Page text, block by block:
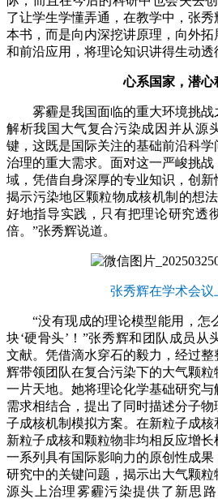
了让学生学懂弄通，在教学中，张
本书，而是向内深挖讲原理，向外
和前沿应用，将理论知识讲得生动透
心系国家，潜心
雾霾是我国面临的重大环境挑
解析我国大气复合污染成因并从源
键，这既是国际关注的基础前沿科
治理的重大需求。面对这一严峻挑
域，凭借自身深厚的专业知识，创
揭示污染地区颗粒物成核机制的想
好地指导实践，只有把理论研究透
倍。”张秀辉说道。
张秀辉在学术会议
“没有现成的理论模型能用，怎
块‘硬骨头’！”张秀辉和团队成员从
文献。凭借滴水穿石的毅力，经过
辉带领团队在复合污染下的大气颗
一片天地。她将理论化学基础研究
需求相结合，提出了同时描述分子
子成核机制模拟方案。在新粒子成核
新粒子成核和颗粒物非均相反应增
一系列具有国际影响力的原创性成
研究中的关键问题，揭示出大气颗
源头上治理雾霾污染提供了新思